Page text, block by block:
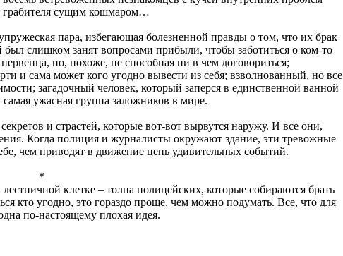
грабителя сущим кошмаром…
пара, избегающая болезненной правды о том, что их брак
слишком занят вопросами прибыли, чтобы заботиться о ком-то
но, похоже, не способная ни в чем договориться;
и сама может кого угодно вывести из себя; взволнованный, но все
загадочный человек, который заперся в единственной ванной
ужасная группа заложников в мире.
и страстей, которые вот-вот вырвутся наружу. И все они,
Когда полиция и журналисты окружают здание, эти тревожные
чем приводят в движение цепь удивительных событий.
*
клетке – толпа полицейских, которые собираются брать
кто угодно, это гораздо проще, чем можно подумать. Все, что для
по-настоящему плохая идея.